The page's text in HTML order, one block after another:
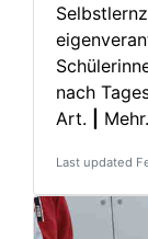
nach
Art.
Last updated